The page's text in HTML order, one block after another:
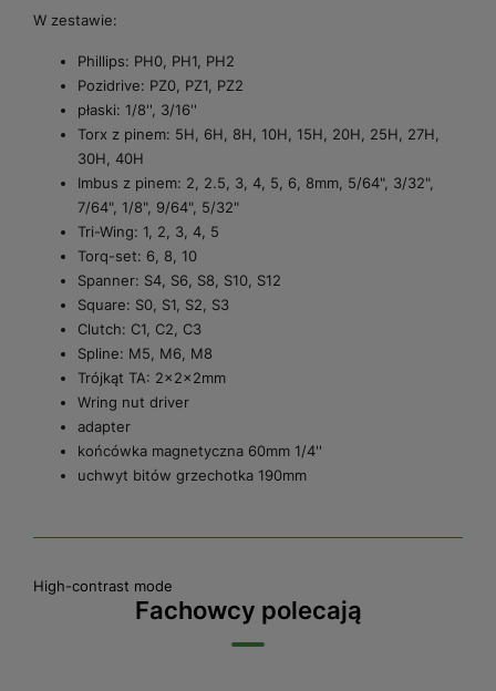
W zestawie:
Phillips: PH0, PH1, PH2
Pozidrive: PZ0, PZ1, PZ2
płaski: 1/8'', 3/16''
Torx z pinem: 5H, 6H, 8H, 10H, 15H, 20H, 25H, 27H,
30H, 40H
Imbus z pinem: 2, 2.5, 3, 4, 5, 6, 8mm, 5/64", 3/32",
7/64", 1/8", 9/64", 5/32"
Tri-Wing: 1, 2, 3, 4, 5
Torq-set: 6, 8, 10
Spanner: S4, S6, S8, S10, S12
Square: S0, S1, S2, S3
Clutch: C1, C2, C3
Spline: M5, M6, M8
Trójkąt TA: 2x2x2mm
Wring nut driver
adapter
końcówka magnetyczna 60mm 1/4''
uchwyt bitów grzechotka 190mm
High-contrast mode
Fachowcy polecają